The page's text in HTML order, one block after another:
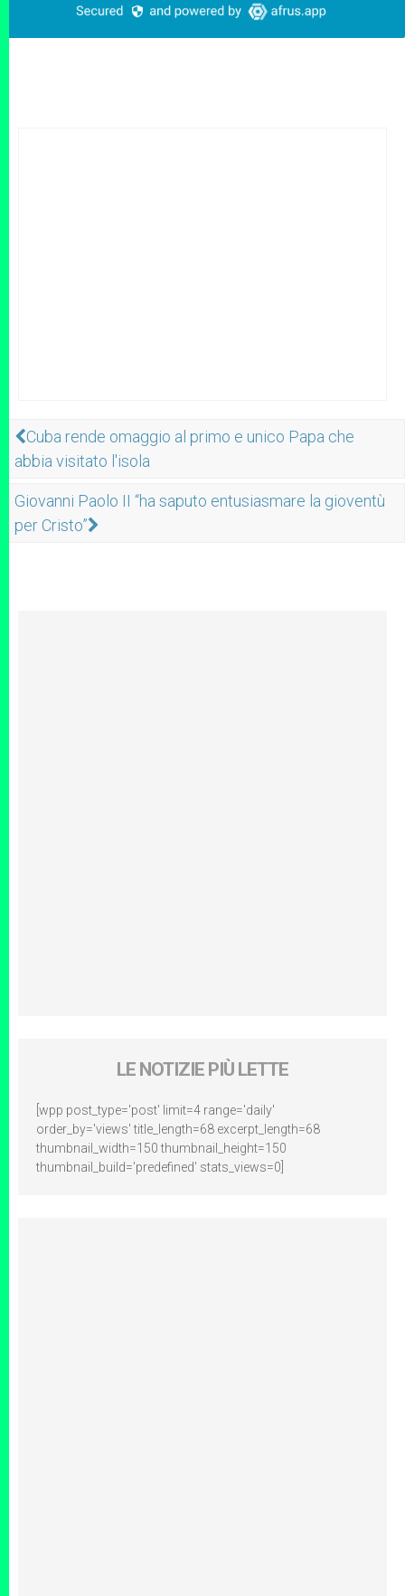
Cuba rende omaggio al primo e unico Papa che
abbia visitato l'isola
Giovanni Paolo II “ha saputo entusiasmare la gioventù
per Cristo”
LE NOTIZIE PIÙ LETTE
[wpp post_type='post' limit=4 range='daily'
order_by='views' title_length=68 excerpt_length=68
thumbnail_width=150 thumbnail_height=150
thumbnail_build='predefined' stats_views=0]